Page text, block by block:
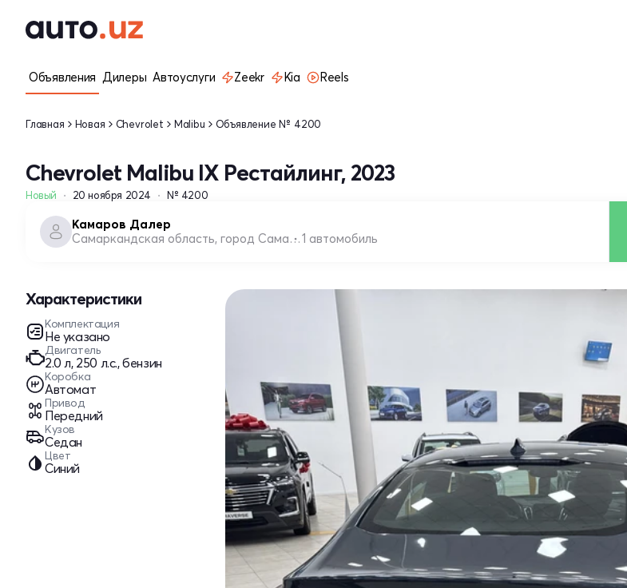
Объявления Дилеры Автоуслуги Zeekr Kia Reels
Главная Новая Chevrolet Malibu Объявление № 4200
Chevrolet Malibu IX Рестайлинг, 2023
Новый 20 ноября 2024 № 4200
Камаров Далер
Самаркандская область, город Самарканд1 автомобиль
Характеристики
Комплектация
Не указано
Двигатель
2.0 л, 250 л.с., бензин
Коробка
Автомат
Привод
Передний
Кузов
Седан
Цвет
Синий